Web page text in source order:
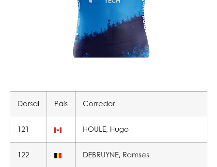
Dorsal País Corredor
121 HOULE, Hugo
122 DEBRUYNE, Ramses